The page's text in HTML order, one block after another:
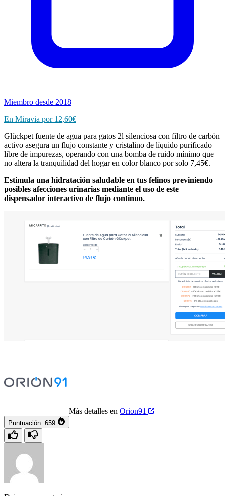
Miembro desde 2018
En Miravia por 12,60€
Glückpet fuente de agua para gatos 2l silenciosa con filtro de carbón
activo asegura un flujo constante y cristalino de líquido purificado
libre de impurezas, operando con una bomba de ruido mínimo que
no altera la tranquilidad del hogar en color blanco por solo 7,45€.
Estimula una hidratación saludable en tus felinos previniendo
posibles afecciones urinarias mediante el uso de este
dispensador interactivo de flujo continuo.
Más detalles en Orion91
Puntuación: 659